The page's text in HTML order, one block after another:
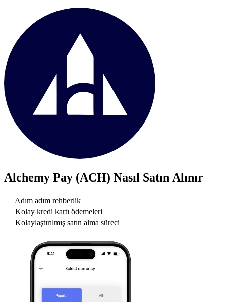
Alchemy Pay (ACH) Nasıl Satın Alınır
Adım adım rehberlik
Kolay kredi kartı ödemeleri
Kolaylaştırılmış satın alma süreci